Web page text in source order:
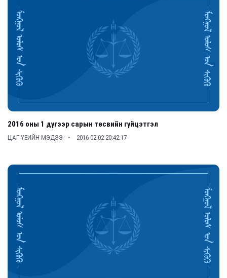
2016 оны 1 дүгээр сарын төсвийн гүйцэтгэл
ЦАГ ҮЕИЙН МЭДЭЭ 2016-02-02 20:42:17